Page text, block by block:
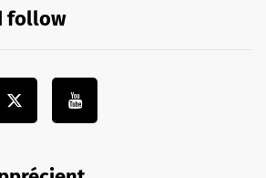
follow